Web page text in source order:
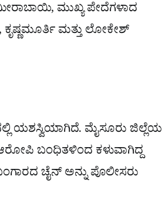
ಮುಖ್ಯ ಪೇದೆಗಳಾದ
ಮತ್ತು ಲೋಕೇಶ್​
ಯಶಸ್ವಿಯಾಗಿದೆ. ಮೈಸೂರು ಜಿಲ್ಲೆಯ
ಬಂಧಿತಳಿಂದ ಕಳುವಾಗಿದ್ದ
ಚೈನ್ ಅನ್ನು ಪೊಲೀಸರು